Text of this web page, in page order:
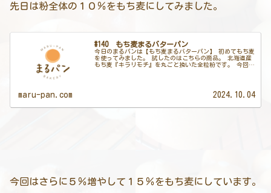
先日は粉全体の１０％をもち麦にしてみました。
#140 もち麦まるバターパン
今日のまるパンは【もち麦まるバターパン】 初めてもち麦
を使ってみました。 試したのはこちらの商品。 北海道産
もち麦『キラリモチ』を丸ごと挽いた全粒粉です。 今回は
maru-pan.com 2024.10.04
今回はさらに５％増やして１５％をもち麦にしています。